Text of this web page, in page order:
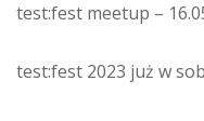
test:fest meetup –
test:fest 2023 już w